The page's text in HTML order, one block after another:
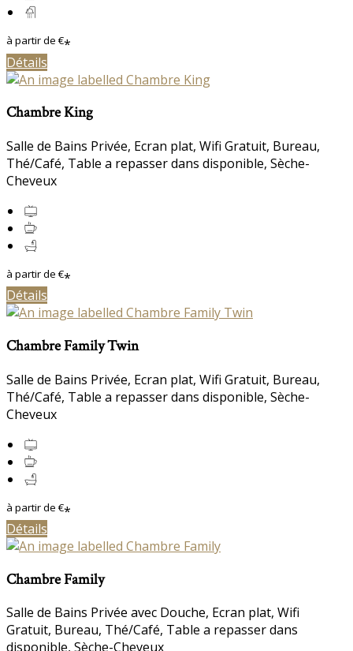
à partir de €*
Détails
Chambre King
Salle de Bains Privée, Ecran plat, Wifi Gratuit, Bureau,
Thé/Café, Table a repasser dans disponible, Sèche-
Cheveux
à partir de €*
Détails
Chambre Family Twin
Salle de Bains Privée, Ecran plat, Wifi Gratuit, Bureau,
Thé/Café, Table a repasser dans disponible, Sèche-
Cheveux
à partir de €*
Détails
Chambre Family
Salle de Bains Privée avec Douche, Ecran plat, Wifi
Gratuit, Bureau, Thé/Café, Table a repasser dans
disponible, Sèche-Cheveux